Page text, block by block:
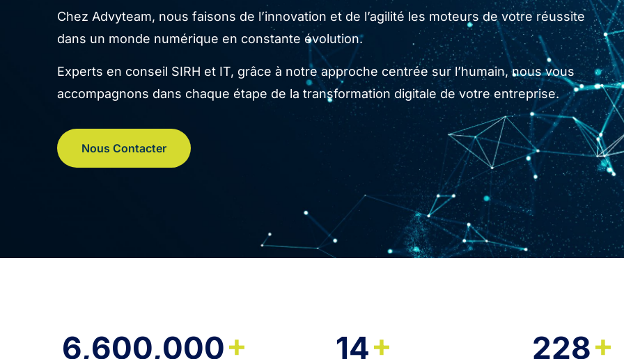
Chez Advyteam, nous faisons de l’innovation et de l’agilité les moteurs de votre réussite
dans un monde numérique en constante évolution.
Experts en conseil SIRH et IT, grâce à notre approche centrée sur l’humain, nous vous
accompagnons dans chaque étape de la transformation digitale de votre entreprise.
Nous Contacter
6,600,000+ 14+ 228+